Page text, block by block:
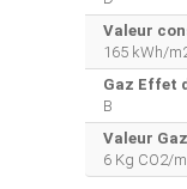
Valeur
165 kWh/
Gaz Effet
B
Valeur
6 Kg CO2/